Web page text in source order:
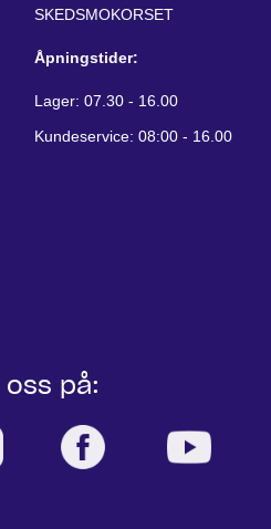
SKEDSMOKORSET
Åpningstider:
Lager: 07.30 - 16.00
Kundeservice: 08:00 - 16.00
oss på: